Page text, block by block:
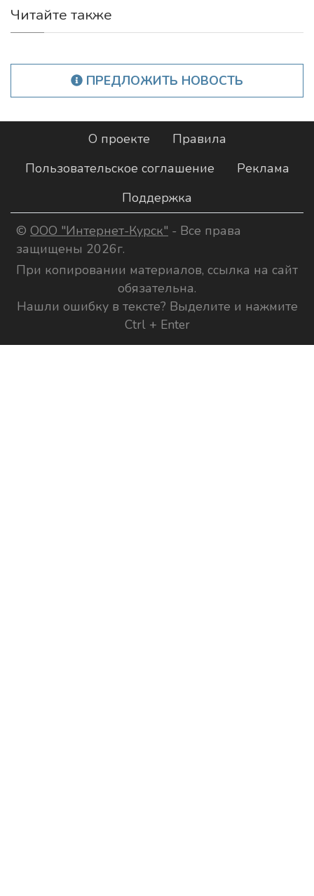
Читайте также
ПРЕДЛОЖИТЬ НОВОСТЬ
О проекте
Правила
Пользовательское соглашение
Реклама
Поддержка
© ООО "Интернет-Курск" - Все права
защищены 2026г.
При копировании материалов, ссылка на сайт
обязательна.
Нашли ошибку в тексте? Выделите и нажмите
Ctrl + Enter